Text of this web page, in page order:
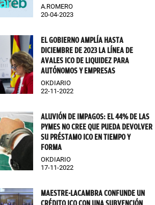
A.ROMERO
20-04-2023
EL GOBIERNO AMPLÍA HASTA
DICIEMBRE DE 2023 LA LÍNEA DE
AVALES ICO DE LIQUIDEZ PARA
AUTÓNOMOS Y EMPRESAS
OKDIARIO
22-11-2022
ALUVIÓN DE IMPAGOS: EL 44% DE LAS
PYMES NO CREE QUE PUEDA DEVOLVER
SU PRÉSTAMO ICO EN TIEMPO Y
FORMA
OKDIARIO
17-11-2022
MAESTRE-LACAMBRA CONFUNDE UN